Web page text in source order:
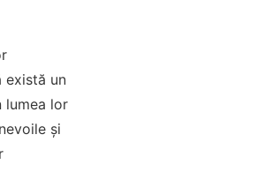
există un
lumea lor
și